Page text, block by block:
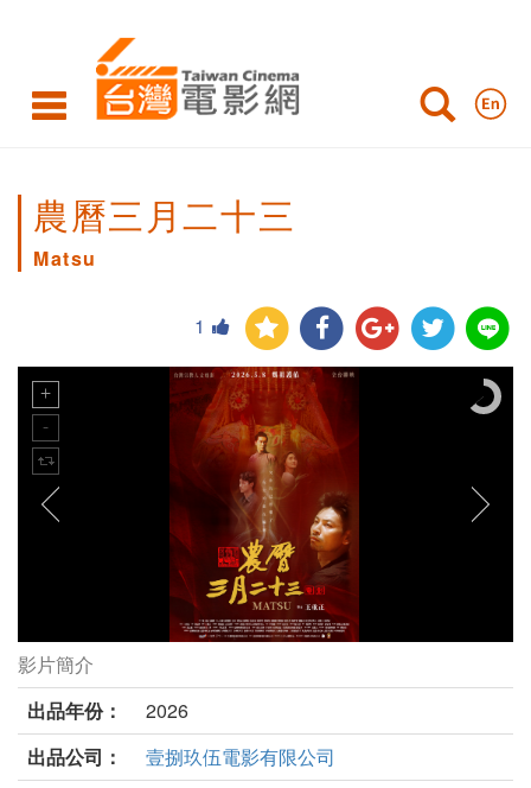
農曆三月二十三
Matsu
1
農曆三月二十三劇照
影片簡介
出品年份：
2026
出品公司：
壹捌玖伍電影有限公司